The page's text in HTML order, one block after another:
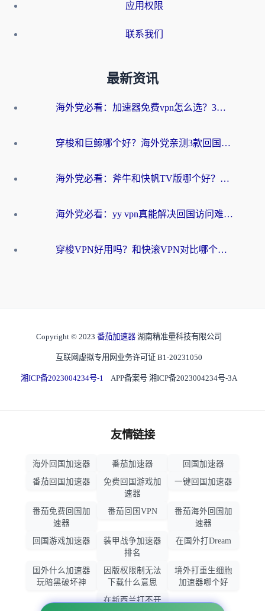
应用权限
联系我们
最新资讯
海外党必看：加速器免费vpn怎么选？3步教你无缝访问国内资源
穿梭和巨鲸哪个好？海外党亲测3款回国加速器，教你避开90%的坑
海外党必看：斧牛和快帆TV版哪个好？3分钟选对回国加速器，无缝刷B站、追热剧
海外党必看：yy vpn真能解决回国访问难题？附云极initap测评+免费方案对比
穿梭VPN好用吗？和快滚VPN对比哪个回国效果更好？海外党选回国加速器必看指南
Copyright © 2023 番茄加速器 湖南精准量科技有限公司
互联网虚拟专用网业务许可证 B1-20231050
湘ICP备2023004234号-1 APP备案号 湘ICP备2023004234号-3A
友情链接
海外回国加速器 番茄加速器
回国加速器
番茄回国加速器
免费回国游戏加
速器
一键回国加速器
番茄免费回国加
速器
番茄回国VPN
番茄海外回国加
速器
回国游戏加速器
装甲战争加速器
排名
在国外打Dream
国外什么加速器
玩暗黑破坏神
因版权限制无法
下载什么意思
境外打重生细胞
加速器哪个好
在新西兰打不开